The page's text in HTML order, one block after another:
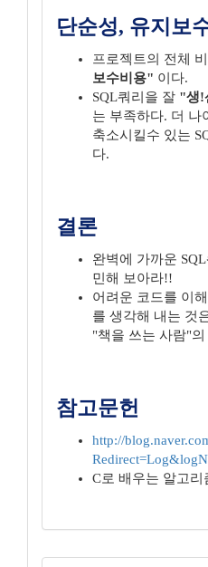
단순성, 유지보
프로젝트의 전체
보수비용" 이다.
SQL쿼리을 잘 "생!
는 부족하다. 더 나
축소시킬수 있는
다.
결론
완벽에 가까운
민해 보아라!!
어려운 코드를 이
를 생각해 내는 것
"책을 쓰는 사람"
참고문헌
http://
C로 배우는 알고리